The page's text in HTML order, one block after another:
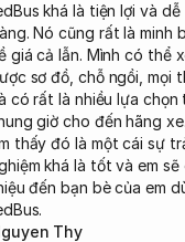
khá là tiện lợi và dễ
Nó cũng rất là minh
giá cả lẫn. Mình có thể
sơ đồ, chỗ ngồi, mọi
có rất là nhiều lựa chọn
giờ cho đến hãng
thấy đó là một cái sự
khá là tốt và em sẽ
đến bạn bè của em
Thy